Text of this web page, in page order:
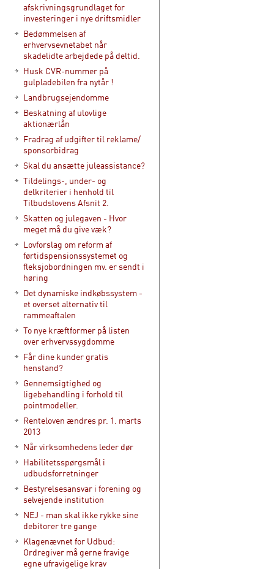
afskrivningsgrundlaget for
investeringer i nye driftsmidler
Bedømmelsen af
erhvervsevnetabet når
skadelidte arbejdede på deltid.
Husk CVR-nummer på
gulpladebilen fra nytår !
Landbrugsejendomme
Beskatning af ulovlige
aktionærlån
Fradrag af udgifter til reklame/
sponsorbidrag
Skal du ansætte juleassistance?
Tildelings-, under- og
delkriterier i henhold til
Tilbudslovens Afsnit 2.
Skatten og julegaven - Hvor
meget må du give væk?
Lovforslag om reform af
førtidspensionssystemet og
fleksjobordningen mv. er sendt i
høring
Det dynamiske indkøbssystem -
et overset alternativ til
rammeaftalen
To nye kræftformer på listen
over erhvervssygdomme
Får dine kunder gratis
henstand?
Gennemsigtighed og
ligebehandling i forhold til
pointmodeller.
Renteloven ændres pr. 1. marts
2013
Når virksomhedens leder dør
Habilitetsspørgsmål i
udbudsforretninger
Bestyrelsesansvar i forening og
selvejende institution
NEJ - man skal ikke rykke sine
debitorer tre gange
Klagenævnet for Udbud:
Ordregiver må gerne fravige
egne ufravigelige krav